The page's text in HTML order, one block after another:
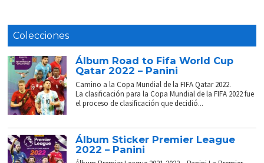
Colecciones
Álbum Road to Fifa World Cup
Qatar 2022 – Panini
Camino a la Copa Mundial de la FIFA Qatar 2022.
La clasificación para la Copa Mundial de la FIFA 2022 fue
el proceso de clasificación que decidió...
Álbum Sticker Premier League
2022 – Panini